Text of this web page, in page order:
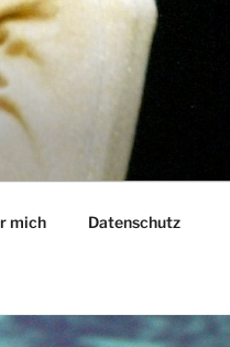
mich Datenschutz